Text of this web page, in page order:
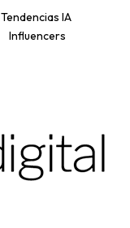
Tendencias IA
Influencers